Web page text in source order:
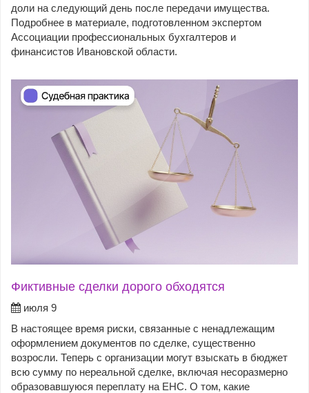
доли на следующий день после передачи имущества.
Подробнее в материале, подготовленном экспертом
Ассоциации профессиональных бухгалтеров и
финансистов Ивановской области.
Фиктивные сделки дорого обходятся
июля 9
В настоящее время риски, связанные с ненадлежащим
оформлением документов по сделке, существенно
возросли. Теперь с организации могут взыскать в бюджет
всю сумму по нереальной сделке, включая несоразмерно
образовавшуюся переплату на ЕНС. О том, какие